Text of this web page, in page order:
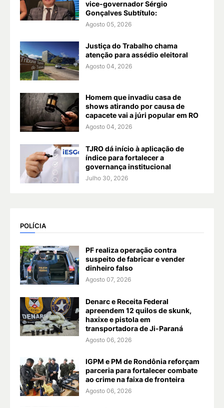
vice-governador Sérgio
Gonçalves Subtítulo:
Agosto 05, 2026
Justiça do Trabalho chama
atenção para assédio eleitoral
Agosto 04, 2026
Homem que invadiu casa de
shows atirando por causa de
capacete vai a júri popular em RO
Agosto 04, 2026
TJRO dá início à aplicação de
índice para fortalecer a
governança institucional
Julho 30, 2026
POLÍCIA
PF realiza operação contra
suspeito de fabricar e vender
dinheiro falso
Agosto 07, 2026
Denarc e Receita Federal
apreendem 12 quilos de skunk,
haxixe e pistola em
transportadora de Ji-Paraná
Agosto 06, 2026
IGPM e PM de Rondônia reforçam
parceria para fortalecer combate
ao crime na faixa de fronteira
Agosto 06, 2026